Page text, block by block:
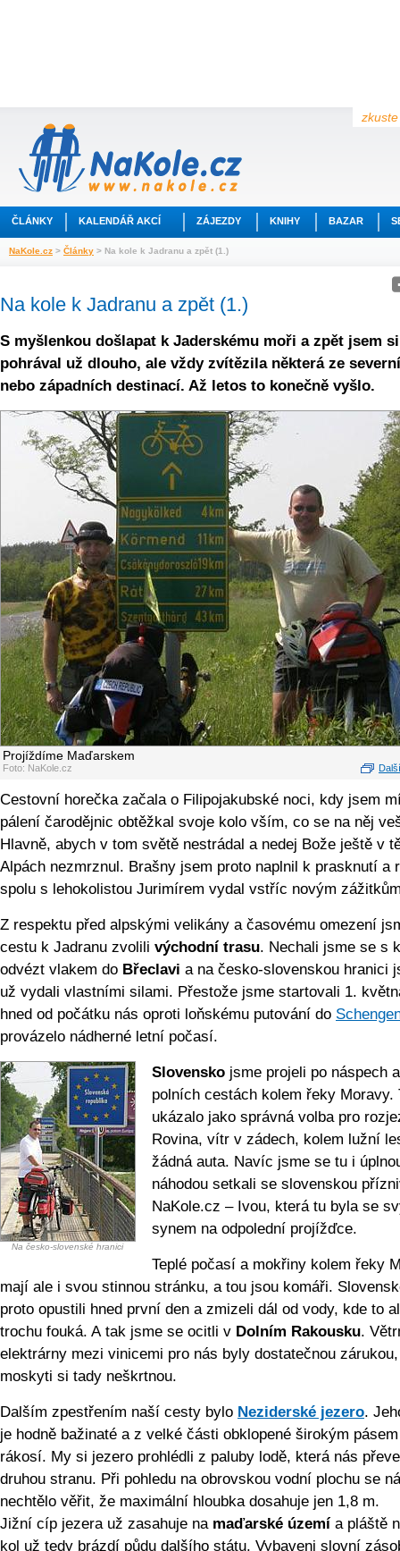
ČLÁNKY KALENDÁŘ AKCÍ ZÁJEZDY KNIHY BAZAR
NaKole.cz > Články > Na kole k Jadranu a zpět (1.)
Na kole k Jadranu a zpět (1.)
S myšlenkou došlapat k Jaderskému moři a zpět jsem si
pohrával už dlouho, ale vždy zvítězila některá ze
nebo západních destinací. Až letos to konečně vyšlo.
Projíždíme Maďarskem
Foto: NaKole.cz
Cestovní horečka začala o Filipojakubské noci, kdy jsem
pálení čarodějnic obtěžkal svoje kolo vším, co se na něj
Hlavně, abych v tom světě nestrádal a nedej Bože ještě v
Alpách nezmrznul. Brašny jsem proto naplnil k prasknutí a
spolu s lehokolistou Jurimírem vydal vstříc novým
Z respektu před alpskými velikány a časovému omezení
cestu k Jadranu zvolili východní trasu. Nechali jsme se s
odvézt vlakem do Břeclavi a na česko-slovenskou hranici
už vydali vlastními silami. Přestože jsme startovali 1.
hned od počátku nás oproti loňskému putování do
provázelo nádherné letní počasí.
Na česko-slovenské hranici
Slovensko jsme projeli po náspech a
polních cestách kolem řeky Moravy.
ukázalo jako správná volba pro
Rovina, vítr v zádech, kolem lužní
žádná auta. Navíc jsme se tu i
náhodou setkali se slovenskou
NaKole.cz – Ivou, která tu byla se
synem na odpolední projížďce.
Teplé počasí a mokřiny kolem řeky
mají ale i svou stinnou stránku, a tou jsou komáři.
proto opustili hned první den a zmizeli dál od vody, kde to
trochu fouká. A tak jsme se ocitli v Dolním Rakousku.
elektrárny mezi vinicemi pro nás byly dostatečnou
moskyti si tady neškrtnou.
Dalším zpestřením naší cesty bylo Neziderské jezero.
je hodně bažinaté a z velké části obklopené širokým pásem
rákosí. My si jezero prohlédli z paluby lodě, která nás
druhou stranu. Při pohledu na obrovskou vodní plochu se
nechtělo věřit, že maximální hloubka dosahuje jen 1,8 m.
Jižní cíp jezera už zasahuje na maďarské území a pláště
kol už tedy brázdí půdu dalšího státu. Vybaveni slovní